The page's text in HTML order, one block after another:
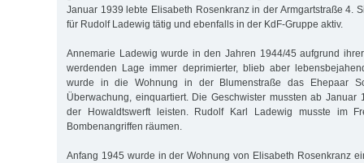
Januar 1939 lebte Elisabeth Rosenkranz in der Armgartstraße 4.
für Rudolf Ladewig tätig und ebenfalls in der KdF-Gruppe aktiv.
Annemarie Ladewig wurde in den Jahren 1944/45 aufgrund
werdenden Lage immer deprimierter, blieb aber
wurde in die Wohnung in der Blumenstraße das Ehepaar
Überwachung, einquartiert. Die Geschwister mussten ab Januar
der Howaldtswerft leisten. Rudolf Karl Ladewig musste im
Bombenangriffen räumen.
Anfang 1945 wurde in der Wohnung von Elisabeth Rosenkranz